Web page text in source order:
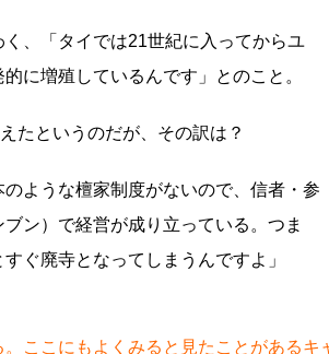
、「タイでは21世紀に入ってからユ
に増殖しているんです」とのこと。
たというのだが、その訳は？
のような檀家制度がないので、信者・参
ン）で経営が成り立っている。つま
ぐ廃寺となってしまうんですよ」
ここにもよくみると見たことがあるキ